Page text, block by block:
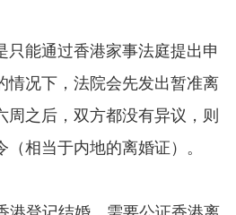
只能通过香港家事法庭提出申
情况下，法院会先发出暂准离
周之后，双方都没有异议，则
相当于内地的离婚证）。